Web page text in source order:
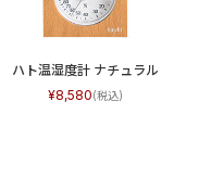
ハト温湿度計 ナチュラル
8,580